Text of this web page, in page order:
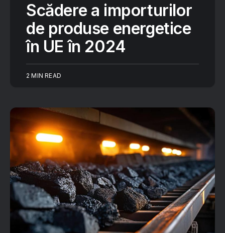
Scădere a importurilor
de produse energetice
în UE în 2024
2 MIN READ